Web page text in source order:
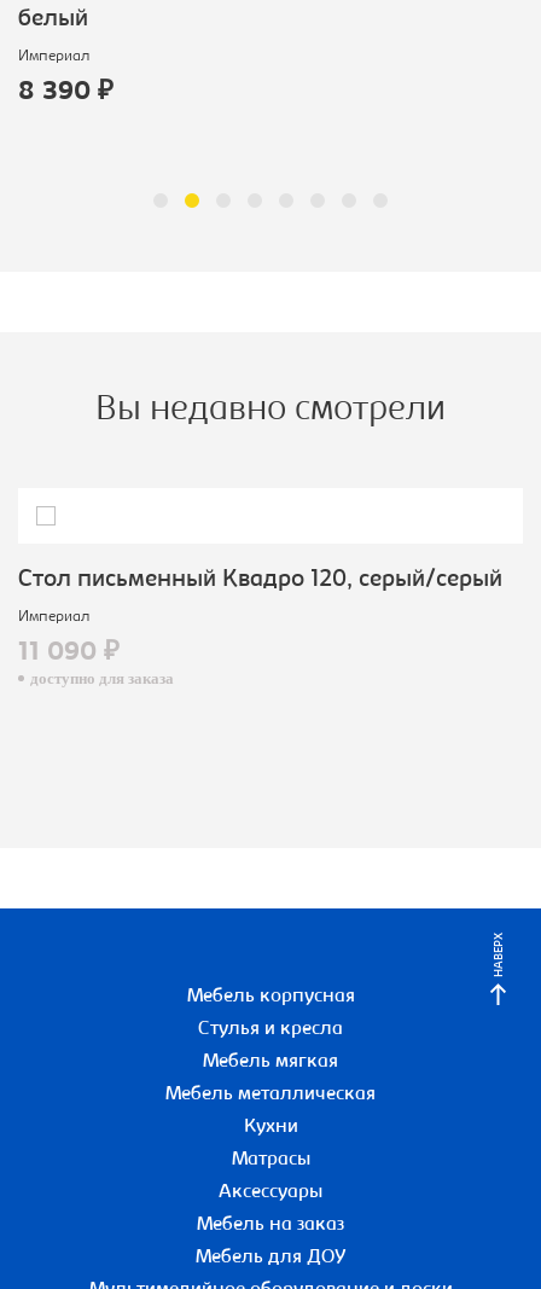
белый
Империал
8 390 ₽
Вы недавно смотрели
Cтол письменный Квадро 120, серый/серый
Империал
11 090 ₽
доступно для заказа
НАВЕРХ
Мебель корпусная
Стулья и кресла
Мебель мягкая
Мебель металлическая
Кухни
Матрасы
Аксессуары
Мебель на заказ
Мебель для ДОУ